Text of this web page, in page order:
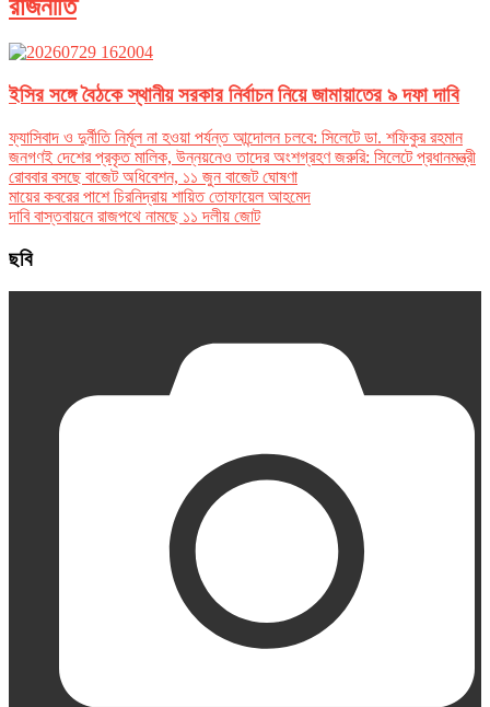
রাজনীতি
ইসির সঙ্গে বৈঠকে স্থানীয় সরকার নির্বাচন নিয়ে জামায়াতের ৯ দফা দাবি
ফ্যাসিবাদ ও দুর্নীতি নির্মূল না হওয়া পর্যন্ত আন্দোলন চলবে: সিলেটে ডা. শফিকুর রহমান
জনগণই দেশের প্রকৃত মালিক, উন্নয়নেও তাদের অংশগ্রহণ জরুরি: সিলেটে প্রধানমন্ত্রী
রোববার বসছে বাজেট অধিবেশন, ১১ জুন বাজেট ঘোষণা
মায়ের কবরের পাশে চিরনিদ্রায় শায়িত তোফায়েল আহমেদ
দাবি বাস্তবায়নে রাজপথে নামছে ১১ দলীয় জোট
ছবি